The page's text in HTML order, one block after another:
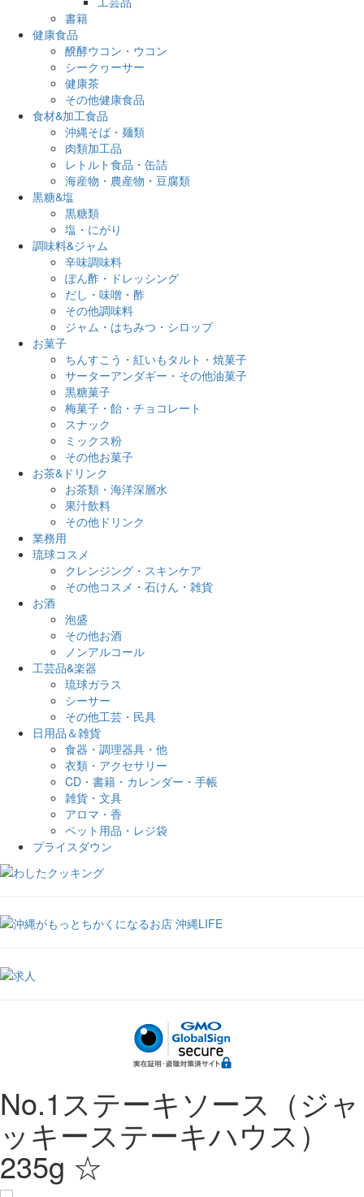
書籍
健康食品
醗酵ウコン・ウコン
シークヮーサー
健康茶
その他健康食品
食材&加工食品
沖縄そば・麺類
肉類加工品
レトルト食品・缶詰
海産物・農産物・豆腐類
黒糖&塩
黒糖類
塩・にがり
調味料&ジャム
辛味調味料
ぽん酢・ドレッシング
だし・味噌・酢
その他調味料
ジャム・はちみつ・シロップ
お菓子
ちんすこう・紅いもタルト・焼菓子
サーターアンダギー・その他油菓子
黒糖菓子
梅菓子・飴・チョコレート
スナック
ミックス粉
その他お菓子
お茶&ドリンク
お茶類・海洋深層水
果汁飲料
その他ドリンク
業務用
琉球コスメ
クレンジング・スキンケア
その他コスメ・石けん・雑貨
お酒
泡盛
その他お酒
ノンアルコール
工芸品&楽器
琉球ガラス
シーサー
その他工芸・民具
日用品＆雑貨
食器・調理器具・他
衣類・アクセサリー
CD・書籍・カレンダー・手帳
雑貨・文具
アロマ・香
ペット用品・レジ袋
プライスダウン
No.1ステーキソース（ジャ
ッキーステーキハウス）
235g ☆